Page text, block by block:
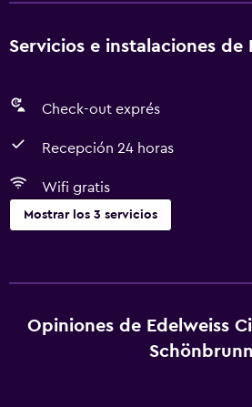
Servicios e instalaciones de
Check-out exprés
Recepción 24 horas
Wifi gratis
Mostrar los 3 servicios
Check-out exprés
Recepción 24 horas
Opiniones de Edelweiss
Schönbrunn